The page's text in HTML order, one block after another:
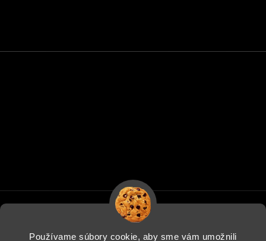
Používame súbory cookie, aby sme vám umožnili